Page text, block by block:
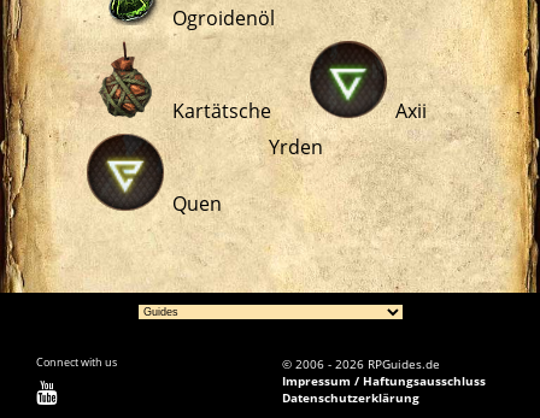
Ogroidenöl
Kartätsche Axii
Quen
Yrden
Connect with us
© 2006 - 2026 RPGuides.de
Impressum / Haftungsausschluss
Datenschutzerklärung